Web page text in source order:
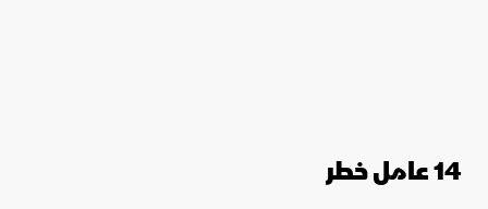
14 عامل خطر